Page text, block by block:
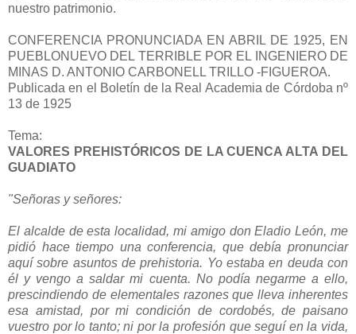
nuestro patrimonio.
CONFERENCIA PRONUNCIADA EN ABRIL DE 1925, EN
PUEBLONUEVO DEL TERRIBLE POR EL INGENIERO DE
MINAS D. ANTONIO CARBONELL TRILLO -FIGUEROA.
Publicada en el Boletín de la Real Academia de Córdoba nº
13 de 1925
Tema:
VALORES PREHISTÓRICOS DE LA CUENCA ALTA DEL
GUADIATO
"Señoras y señores:
El alcalde de esta localidad, mi amigo don Eladio León, me
pidió hace tiempo una conferencia, que debía pronunciar
aquí sobre asuntos de prehistoria. Yo estaba en deuda con
él y vengo a saldar mi cuenta. No podía negarme a ello,
prescindiendo de elementales razones que lleva inherentes
esa amistad, por mi condición de cordobés, de paisano
vuestro por lo tanto; ni por la profesión que seguí en la vida,